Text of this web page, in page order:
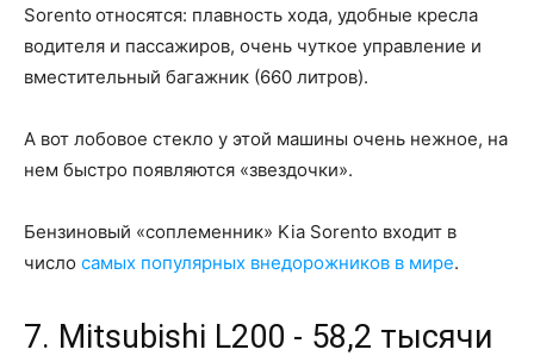
Sorento относятся: плавность хода, удобные кресла
водителя и пассажиров, очень чуткое управление и
вместительный багажник (660 литров).
А вот лобовое стекло у этой машины очень нежное, на
нем быстро появляются «звездочки».
Бензиновый «соплеменник» Kia Sorento входит в
число самых популярных внедорожников в мире.
7. Mitsubishi L200 - 58,2 тысячи